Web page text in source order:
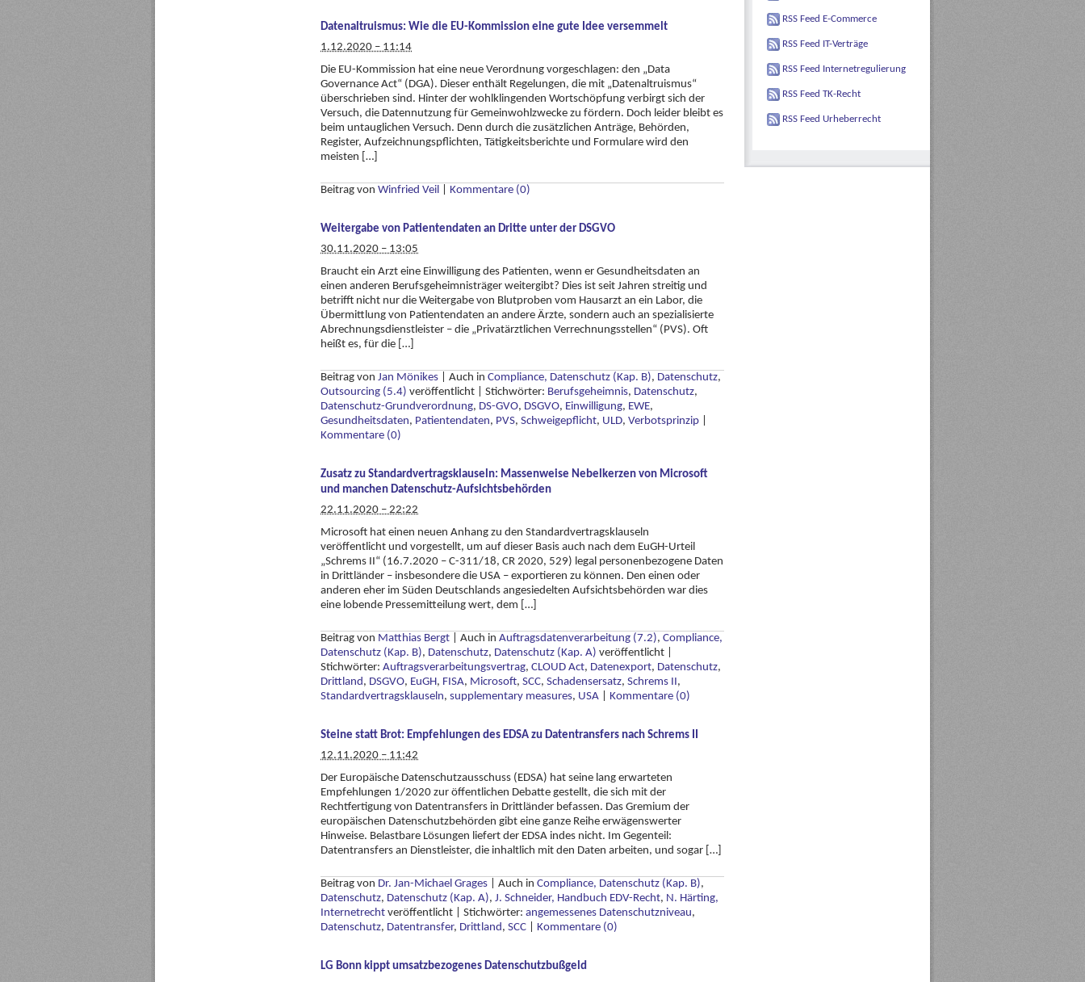
Datenaltruismus: Wie die EU-Kommission eine gute Idee versemmelt
1.12.2020 – 11:14
Die EU-Kommission hat eine neue Verordnung vorgeschlagen: den „Data
Governance Act“ (DGA). Dieser enthält Regelungen, die mit „Datenaltruismus“
überschrieben sind. Hinter der wohlklingenden Wortschöpfung verbirgt sich der
Versuch, die Datennutzung für Gemeinwohlzwecke zu fördern. Doch leider bleibt es
beim untauglichen Versuch. Denn durch die zusätzlichen Anträge, Behörden,
Register, Aufzeichnungspflichten, Tätigkeitsberichte und Formulare wird den
meisten […]
Beitrag von Winfried Veil Kommentare (0)
Weitergabe von Patientendaten an Dritte unter der DSGVO
30.11.2020 – 13:05
Braucht ein Arzt eine Einwilligung des Patienten, wenn er Gesundheitsdaten an
einen anderen Berufsgeheimnisträger weitergibt? Dies ist seit Jahren streitig und
betrifft nicht nur die Weitergabe von Blutproben vom Hausarzt an ein Labor, die
Übermittlung von Patientendaten an andere Ärzte, sondern auch an spezialisierte
Abrechnungsdienstleister – die „Privatärztlichen Verrechnungsstellen“ (PVS). Oft
heißt es, für die […]
Beitrag von Jan Mönikes Auch in Compliance, Datenschutz (Kap. B), Datenschutz,
Outsourcing (5.4) veröffentlicht Stichwörter: Berufsgeheimnis, Datenschutz,
Datenschutz-Grundverordnung, DS-GVO, DSGVO, Einwilligung, EWE,
Gesundheitsdaten, Patientendaten, PVS, Schweigepflicht, ULD, Verbotsprinzip
Kommentare (0)
Zusatz zu Standardvertragsklauseln: Massenweise Nebelkerzen von Microsoft
und manchen Datenschutz-Aufsichtsbehörden
22.11.2020 – 22:22
Microsoft hat einen neuen Anhang zu den Standardvertragsklauseln
veröffentlicht und vorgestellt, um auf dieser Basis auch nach dem EuGH-Urteil
„Schrems II“ (16.7.2020 – C-311/18, CR 2020, 529) legal personenbezogene Daten
in Drittländer – insbesondere die USA – exportieren zu können. Den einen oder
anderen eher im Süden Deutschlands angesiedelten Aufsichtsbehörden war dies
eine lobende Pressemitteilung wert, dem […]
Beitrag von Matthias Bergt Auch in Auftragsdatenverarbeitung (7.2), Compliance,
Datenschutz (Kap. B), Datenschutz, Datenschutz (Kap. A) veröffentlicht
Stichwörter: Auftragsverarbeitungsvertrag, CLOUD Act, Datenexport, Datenschutz,
Drittland, DSGVO, EuGH, FISA, Microsoft, SCC, Schadensersatz, Schrems II,
Standardvertragsklauseln, supplementary measures, USA Kommentare (0)
Steine statt Brot: Empfehlungen des EDSA zu Datentransfers nach Schrems II
12.11.2020 – 11:42
Der Europäische Datenschutzausschuss (EDSA) hat seine lang erwarteten
Empfehlungen 1/2020 zur öffentlichen Debatte gestellt, die sich mit der
Rechtfertigung von Datentransfers in Drittländer befassen. Das Gremium der
europäischen Datenschutzbehörden gibt eine ganze Reihe erwägenswerter
Hinweise. Belastbare Lösungen liefert der EDSA indes nicht. Im Gegenteil:
Datentransfers an Dienstleister, die inhaltlich mit den Daten arbeiten, und sogar […]
Beitrag von Dr. Jan-Michael Grages Auch in Compliance, Datenschutz (Kap. B),
Datenschutz, Datenschutz (Kap. A), J. Schneider, Handbuch EDV-Recht, N. Härting,
Internetrecht veröffentlicht Stichwörter: angemessenes Datenschutzniveau,
Datenschutz, Datentransfer, Drittland, SCC Kommentare (0)
LG Bonn kippt umsatzbezogenes Datenschutzbußgeld
RSS Feed E-Commerce
RSS Feed IT-Verträge
RSS Feed Internetregulierung
RSS Feed TK-Recht
RSS Feed Urheberrecht